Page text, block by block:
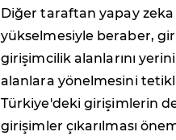
Diğer taraftan yapay
yükselmesiyle beraber,
girişimcilik alanlarını
alanlara yönelmesini
Türkiye'deki girişimlerin
girişimler çıkarılması